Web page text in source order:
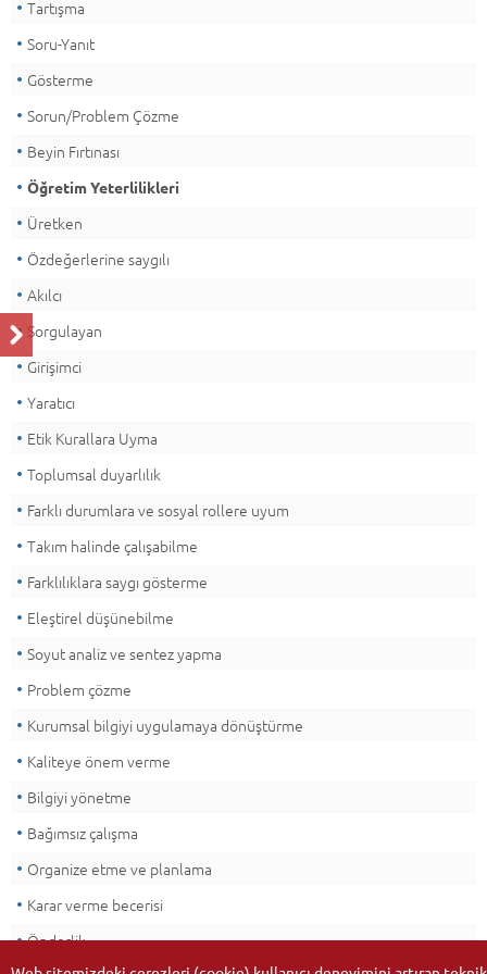
Tartışma
Soru-Yanıt
Gösterme
Sorun/Problem Çözme
Beyin Fırtınası
Öğretim Yeterlilikleri
Üretken
Özdeğerlerine saygılı
Akılcı
Sorgulayan
Girişimci
Yaratıcı
Etik Kurallara Uyma
Toplumsal duyarlılık
Farklı durumlara ve sosyal rollere uyum
Takım halinde çalışabilme
Farklılıklara saygı gösterme
Eleştirel düşünebilme
Soyut analiz ve sentez yapma
Problem çözme
Kurumsal bilgiyi uygulamaya dönüştürme
Kaliteye önem verme
Bilgiyi yönetme
Bağımsız çalışma
Organize etme ve planlama
Karar verme becerisi
Önderlik